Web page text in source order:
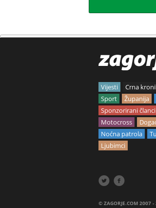
Vijesti Crna
Sport
Županija
Sponzorirani članci
Motocross
Noćna patrola
Ljubimci
 
© ZAGORJE.COM 2007 -